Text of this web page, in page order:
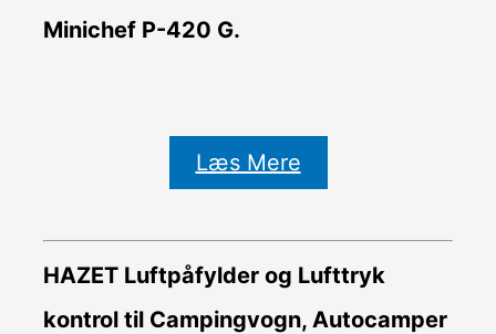
Minichef P-420 G.
Læs Mere
HAZET Luftpåfylder og Lufttryk
kontrol til Campingvogn, Autocamper